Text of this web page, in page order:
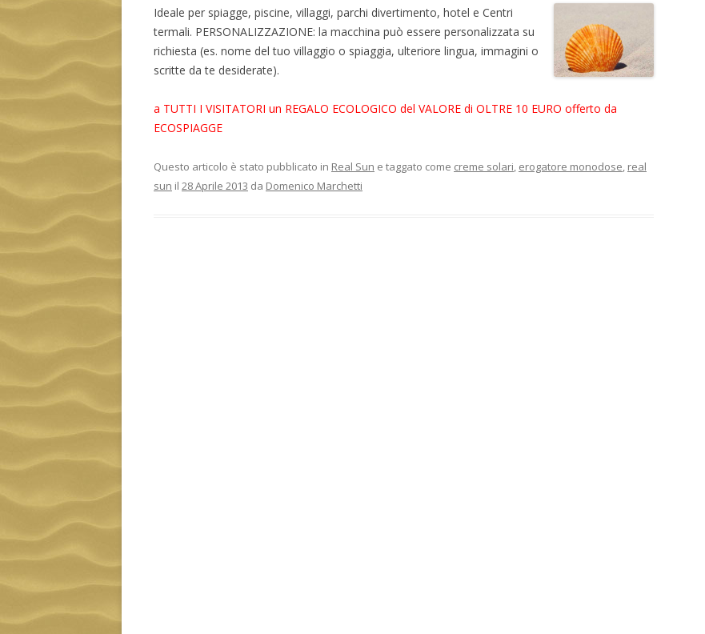
Ideale per spiagge, piscine, villaggi, parchi divertimento, hotel e Centri
termali. PERSONALIZZAZIONE: la macchina può essere personalizzata su
richiesta (es. nome del tuo villaggio o spiaggia, ulteriore lingua, immagini o
scritte da te desiderate).
a TUTTI I VISITATORI un REGALO ECOLOGICO del VALORE di OLTRE 10 EURO offerto da
ECOSPIAGGE
Questo articolo è stato pubblicato in Real Sun e taggato come creme solari, erogatore monodose, real
sun il 28 Aprile 2013 da Domenico Marchetti